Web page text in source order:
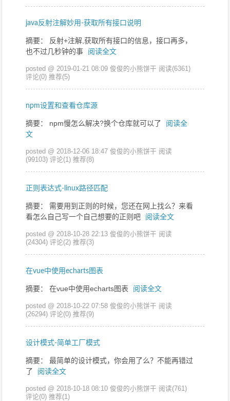
java反射注解妙用-获取所有接口说明
摘要： 反射+注解,获取所有接口的信息，接口再多，
也不过几秒钟的事
阅读全文
posted @ 2019-01-21 08:09 俊俊的小熊饼干 阅读(6361)
评论(0) 推荐(5)
npm设置和查看仓库源
摘要： npm慢怎么解决?换个仓库就可以了
阅读全
文
posted @ 2018-12-06 18:47 俊俊的小熊饼干 阅读
(99103) 评论(1) 推荐(8)
正则表达式-linux路径匹配
摘要： 需要用到正则的时候，您还在网上找么？来看
看怎么自己写一个自己想要的正则吧
阅读全文
posted @ 2018-10-28 22:13 俊俊的小熊饼干 阅读
(24304) 评论(2) 推荐(3)
在vue中使用echarts图表
摘要： 在vue中使用echarts图表 阅读全文
posted @ 2018-10-22 07:58 俊俊的小熊饼干 阅读
(26294) 评论(0) 推荐(9)
设计模式-简单工厂模式
摘要： 最简单的设计模式，你会用了么？不能再错过
了
阅读全文
posted @ 2018-10-18 08:10 俊俊的小熊饼干 阅读(761)
评论(0) 推荐(1)